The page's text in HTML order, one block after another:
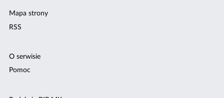
Mapa strony
RSS
O serwisie
Pomoc